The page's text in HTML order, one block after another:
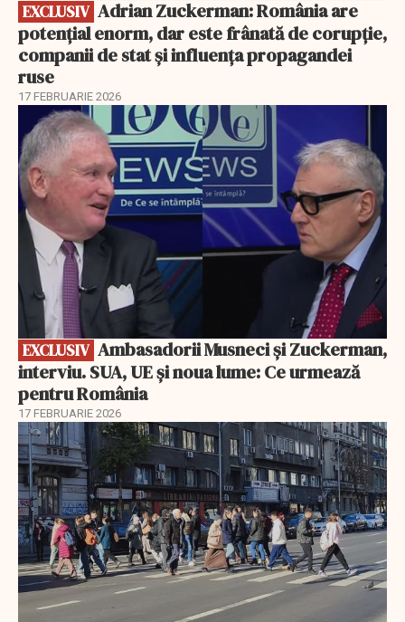
EXCLUSIV
potențial enorm, dar este frânată de corupție,
companii de stat și influența propagandei
ruse
17 FEBRUARIE 2026
EXCLUSIV
EXCLUSIV
interviu. SUA, UE și noua lume: Ce urmează
pentru România
17 FEBRUARIE 2026